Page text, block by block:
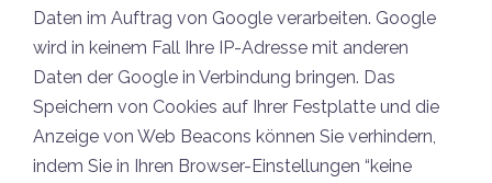
Daten im Auftrag von Google verarbeiten. Google
wird in keinem Fall Ihre IP-Adresse mit anderen
Daten der Google in Verbindung bringen. Das
Speichern von Cookies auf Ihrer Festplatte und die
Anzeige von Web Beacons können Sie verhindern,
indem Sie in Ihren Browser-Einstellungen “keine